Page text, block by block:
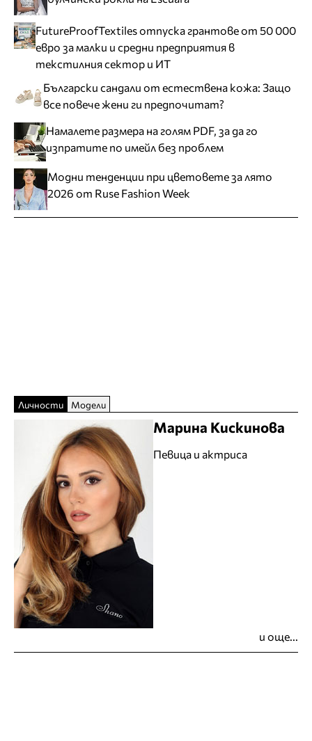
FutureProofTextiles отпуска грантове от 50 000
евро за малки и средни предприятия в
текстилния сектор и ИТ
Български сандали от естествена кожа: Защо
все повече жени ги предпочитат?
Намалете размера на голям PDF, за да го
изпратите по имейл без проблем
Модни тенденции при цветовете за лято
2026 от Ruse Fashion Week
Личности Модели
Марина Кискинова
Певица и актриса
и още...